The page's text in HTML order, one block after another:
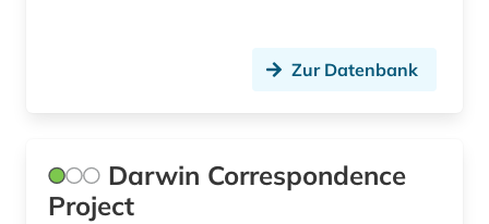
Zur Datenbank
Darwin Correspondence
Project